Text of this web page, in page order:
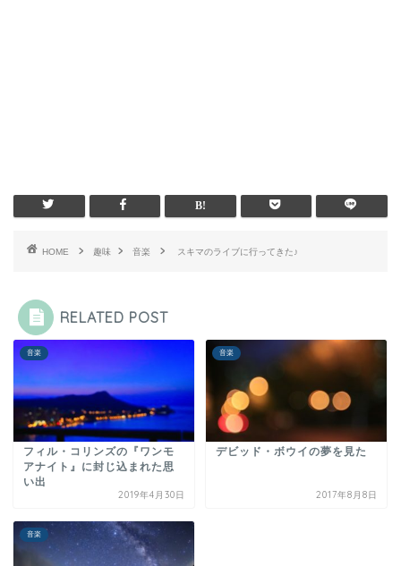
HOME 趣味 音楽 スキマのライブに行ってきた♪
RELATED POST
音楽
フィル・コリンズの『ワンモ
アナイト』に封じ込まれた思
い出
2019年4月30日
音楽
デビッド・ボウイの夢を見た
2017年8月8日
音楽